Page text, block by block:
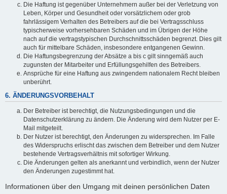
Die Haftung ist gegenüber Unternehmern außer bei der Verletzung von
Leben, Körper und Gesundheit oder vorsätzlichem oder grob
fahrlässigem Verhalten des Betreibers auf die bei Vertragsschluss
typischerweise vorhersehbaren Schäden und im Übrigen der Höhe
nach auf die vertragstypischen Durchschnittsschäden begrenzt. Dies gilt
auch für mittelbare Schäden, insbesondere entgangenen Gewinn.
Die Haftungsbegrenzung der Absätze a bis c gilt sinngemäß auch
zugunsten der Mitarbeiter und Erfüllungsgehilfen des Betreibers.
Ansprüche für eine Haftung aus zwingendem nationalem Recht bleiben
unberührt.
6. ÄNDERUNGSVORBEHALT
Der Betreiber ist berechtigt, die Nutzungsbedingungen und die
Datenschutzerklärung zu ändern. Die Änderung wird dem Nutzer per E-
Mail mitgeteilt.
Der Nutzer ist berechtigt, den Änderungen zu widersprechen. Im Falle
des Widerspruchs erlischt das zwischen dem Betreiber und dem Nutzer
bestehende Vertragsverhältnis mit sofortiger Wirkung.
Die Änderungen gelten als anerkannt und verbindlich, wenn der Nutzer
den Änderungen zugestimmt hat.
Informationen über den Umgang mit deinen persönlichen Daten